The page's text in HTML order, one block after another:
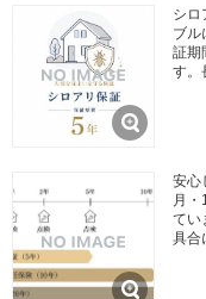
シロ
ブル
証期
す。
安心
月
てい
具合